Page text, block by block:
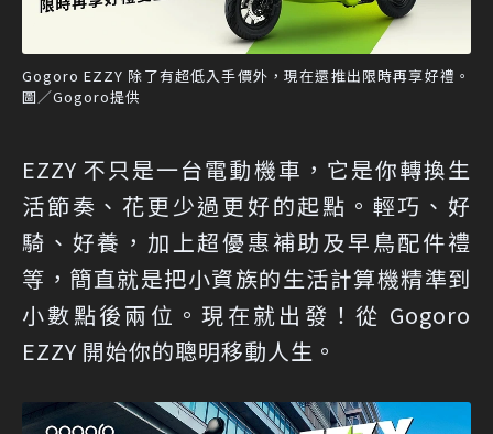
Gogoro EZZY 除了有超低入手價外，現在還推出限時再享好禮。
圖／Gogoro提供
EZZY 不只是一台電動機車，它是你轉換生
活節奏、花更少過更好的起點。輕巧、好
騎、好養，加上超優惠補助及早鳥配件禮
等，簡直就是把小資族的生活計算機精準到
小數點後兩位。現在就出發！從 Gogoro
EZZY 開始你的聰明移動人生。